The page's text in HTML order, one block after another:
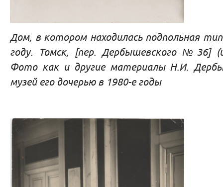
Дом, в котором находилась подпольная
году. Томск, [пер. Дербышевского №36]
Фото как и другие материалы Н.И.
музей его дочерью в 1980-е годы